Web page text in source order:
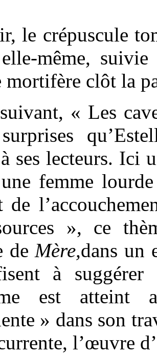
le crépuscule
même,
mortifère clôt la
« Les
ses lecteurs. Ici
femme
de
», ce
deMère,dans un
à
est
» dans son
l’œuvre